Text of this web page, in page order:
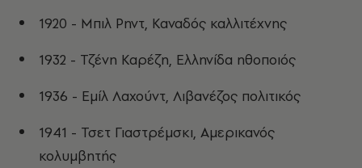
1920 - Μπιλ Ρηντ, Καναδός καλλιτέχνης
1932 - Τζένη Καρέζη, Ελληνίδα ηθοποιός
1936 - Εμίλ Λαχούντ, Λιβανέζος πολιτικός
1941 - Τσετ Γιαστρέμσκι, Αμερικανός
κολυμβητής